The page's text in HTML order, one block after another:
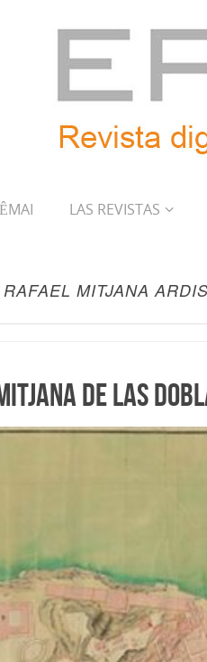
LAS REVISTAS
RAFAEL MITJANA
de las